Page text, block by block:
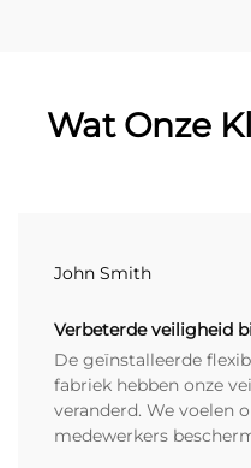
Wat Onze
John Smith
Verbeterde veiligheid
De geïnstalleerde
fabriek hebben onze
veranderd. We voelen
medewerkers